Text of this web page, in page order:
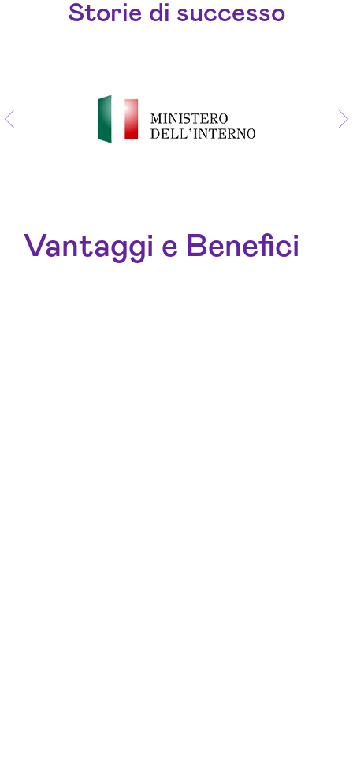
Storie di successo
Vantaggi e Benefici